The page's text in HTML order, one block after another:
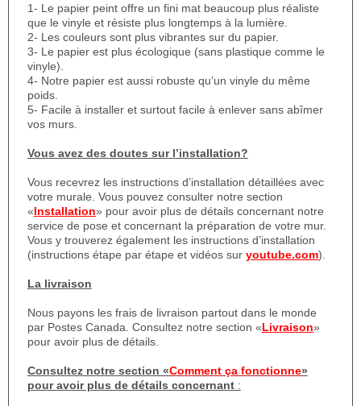
1- Le papier peint offre un fini mat beaucoup plus réaliste
que le vinyle et résiste plus longtemps à la lumière.
2- Les couleurs sont plus vibrantes sur du papier.
3- Le papier est plus écologique (sans plastique comme le
vinyle).
4- Notre papier est aussi robuste qu’un vinyle du même
poids.
5- Facile à installer et surtout facile à enlever sans abîmer
vos murs.
Vous avez des doutes sur l’installation?
Vous recevrez les instructions d’installation détaillées avec
votre murale. Vous pouvez consulter notre section
«Installation» pour avoir plus de détails concernant notre
service de pose et concernant la préparation de votre mur.
Vous y trouverez également les instructions d’installation
(instructions étape par étape et vidéos sur youtube.com).
La livraison
Nous payons les frais de livraison partout dans le monde
par Postes Canada. Consultez notre section «Livraison»
pour avoir plus de détails.
Consultez notre section «Comment ça fonctionne»
pour avoir plus de détails concernant: